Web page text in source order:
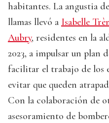
habitantes. La angustia
llamas llevó a Isabelle
Aubry, residentes en la
2023, a impulsar un plan
facilitar el trabajo de los
evitar que queden
Con la colaboración de
asesoramiento de